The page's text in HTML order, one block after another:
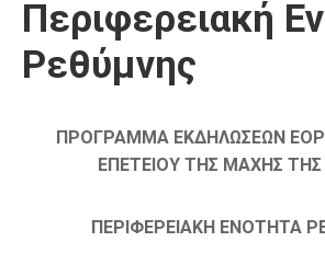
Περιφερειακή
Ρεθύμνης
ΠΡΟΓΡΑΜΜΑ ΕΚΔΗΛΩΣΕΩΝ
ΕΠΕΤΕΙΟΥ ΤΗΣ ΜΑΧΗΣ
ΠΕΡΙΦΕΡΕΙΑΚΗ ΕΝΟΤΗΤΑ